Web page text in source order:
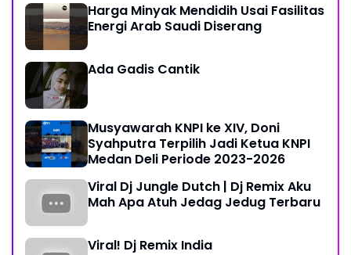
Harga Minyak Mendidih Usai Fasilitas
Energi Arab Saudi Diserang
Ada Gadis Cantik
Musyawarah KNPI ke XIV, Doni
Syahputra Terpilih Jadi Ketua KNPI
Medan Deli Periode 2023-2026
Viral Dj Jungle Dutch | Dj Remix Aku
Mah Apa Atuh Jedag Jedug Terbaru
Viral! Dj Remix India